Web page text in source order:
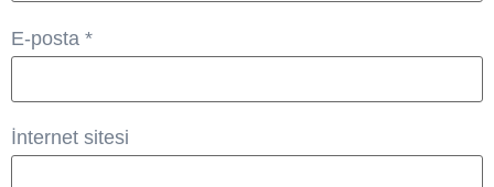
E-posta *
İnternet sitesi